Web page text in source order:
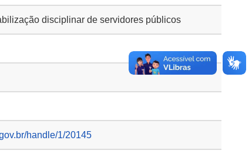
disciplinar de servidores públicos
handle/1/20145